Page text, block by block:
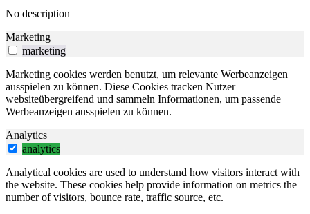
No description
Marketing
marketing
Marketing cookies werden benutzt, um relevante Werbeanzeigen
ausspielen zu können. Diese Cookies tracken Nutzer
websiteübergreifend und sammeln Informationen, um passende
Werbeanzeigen ausspielen zu können.
Analytics
analytics
Analytical cookies are used to understand how visitors interact with
the website. These cookies help provide information on metrics the
number of visitors, bounce rate, traffic source, etc.